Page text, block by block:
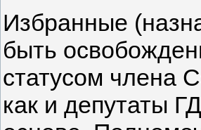
Избранные
быть
статусом члена
как и депутаты